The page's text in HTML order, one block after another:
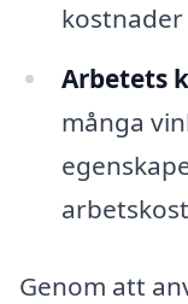
Arbetets
många
Genom att